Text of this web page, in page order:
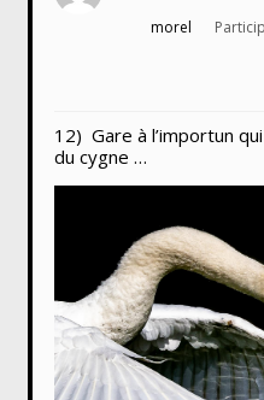
morel
12) Gare à l’importun
du cygne …